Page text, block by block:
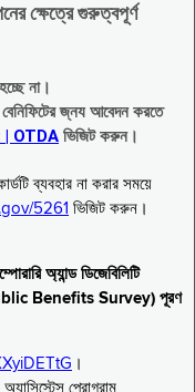
ক্ষেত্রে গুরুত্বপূর্ণ
না।
জ্নয আবেদন করতে
OTDA ভিজিট করুন।
ব্যবহার না করার সময়ে
5261 ভিজিট করুন।
অ্যান্ড ডিজেবিলিটি
(Public Benefits Survey) পূরণ
।
প্রোগ্রাম